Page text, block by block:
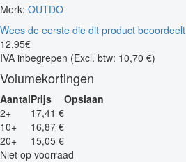
Merk: OUTDO
Wees de eerste die dit product beoordeelt
12,95€
IVA inbegrepen (Excl. btw: 10,70 €)
Volumekortingen
AantalPrijs
Opslaan
2+
17,41 €
10+
16,87 €
20+
15,05 €
Niet op voorraad